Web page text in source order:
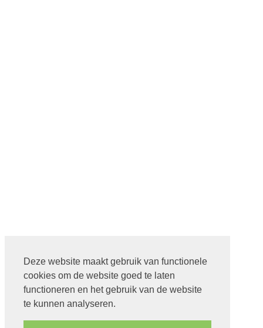
Deze website maakt gebruik van functionele
cookies om de website goed te laten
functioneren en het gebruik van de website
te kunnen analyseren.